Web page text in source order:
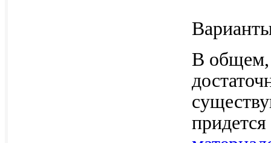
В общем,